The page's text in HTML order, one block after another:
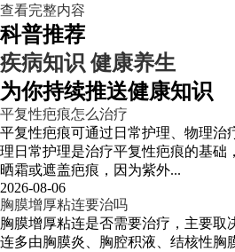
查看完整内容
科普推荐
疾病知识 健康养生
为你持续推送健康知识
平复性疤痕怎么治疗
平复性疤痕可通过日常护理、物理治
理日常护理是治疗平复性疤痕的基础
晒霜或遮盖疤痕，因为紫外...
2026-08-06
胸膜增厚粘连要治吗
胸膜增厚粘连是否需要治疗，主要
连多由胸膜炎、胸腔积液、结核性胸